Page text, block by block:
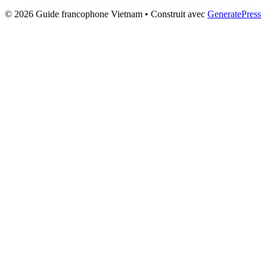
© 2026 Guide francophone Vietnam • Construit avec GeneratePress